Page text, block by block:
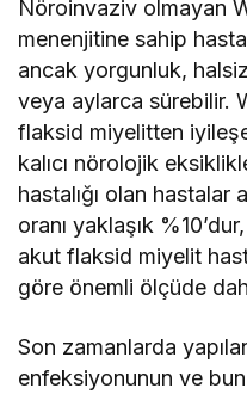
Nöroinvaziv olmayan
menenjitine sahip
ancak yorgunluk,
veya aylarca sürebilir.
flaksid miyelitten
kalıcı nörolojik
hastalığı olan hastalar
oranı yaklaşık
akut flaksid miyelit
göre önemli ölçüde
Son zamanlarda
enfeksiyonunun ve